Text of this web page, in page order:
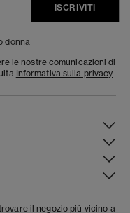
ISCRIVITI
donna
le nostre comunicazioni di
Informativa sulla privacy
il negozio più vicino a